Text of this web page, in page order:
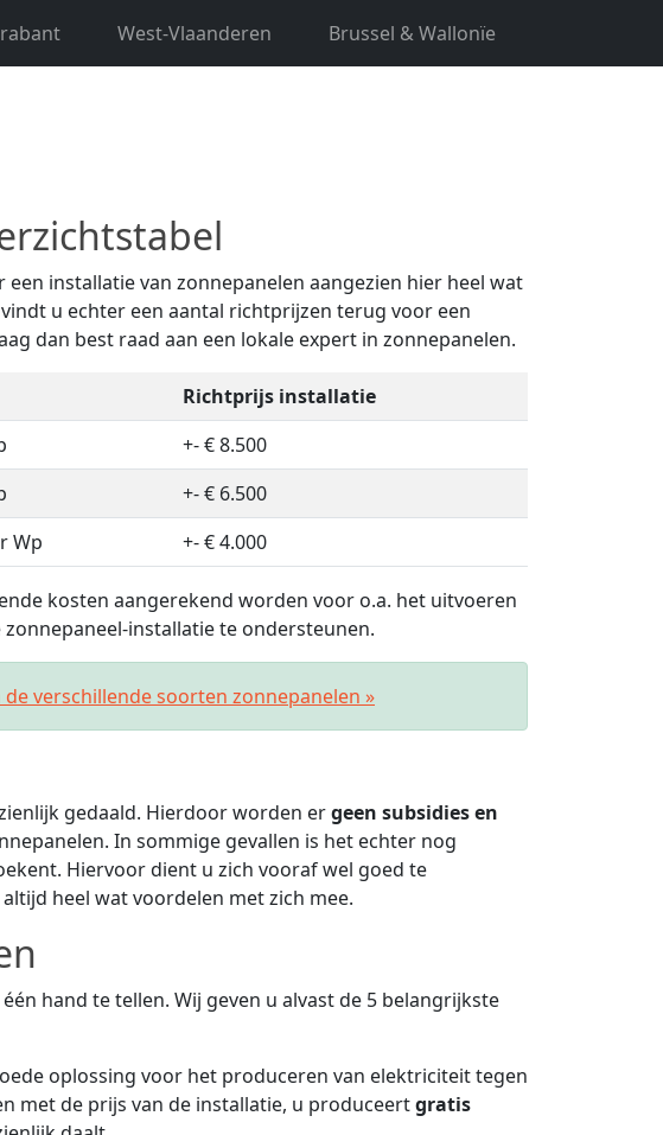
West-Vlaanderen Brussel & Wallonïe
Dan bent u hier aan het juiste adres. Ontvang
installatie van zonnepanelen aangezien hier heel wat
u echter een aantal richtprijzen terug voor een
dan best raad aan een lokale expert in zonnepanelen.
Richtprijs installatie
+- € 8.500
+- € 6.500
Wp +- € 4.000
kosten aangerekend worden voor o.a. het uitvoeren
installatie te ondersteunen.
de verschillende soorten zonnepanelen »
gedaald. Hierdoor worden ergeen subsidies en
In sommige gevallen is het echter nog
Hiervoor dient u zich vooraf wel goed te
heel wat voordelen met zich mee.
hand te tellen. Wij geven u alvast de 5 belangrijkste
oplossing voor het produceren van elektriciteit tegen
met de prijs van de installatie, u produceertgratis